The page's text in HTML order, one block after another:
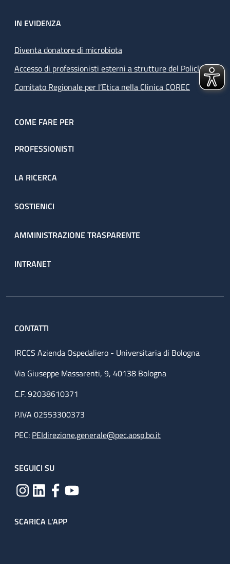
IN EVIDENZA
Diventa donatore di microbiota
Accesso di professionisti esterni a strutture del Policlinico
Comitato Regionale per l’Etica nella Clinica COREC
COME FARE PER
PROFESSIONISTI
LA RICERCA
SOSTIENICI
AMMINISTRAZIONE TRASPARENTE
INTRANET
CONTATTI
IRCCS Azienda Ospedaliero - Universitaria di Bologna
Via Giuseppe Massarenti, 9, 40138 Bologna
C.F. 92038610371
P.IVA 02553300373
PEC: PEIdirezione.generale@pec.aosp.bo.it
SEGUICI SU
SCARICA L'APP